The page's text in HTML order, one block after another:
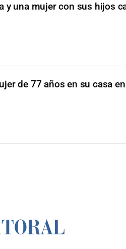
y una mujer con sus hijos
de 77 años en su casa